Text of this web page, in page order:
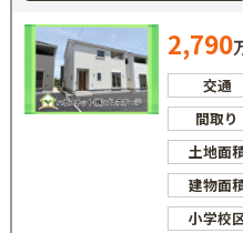
2,790
交通
間取り
土地面
建物面
小学校